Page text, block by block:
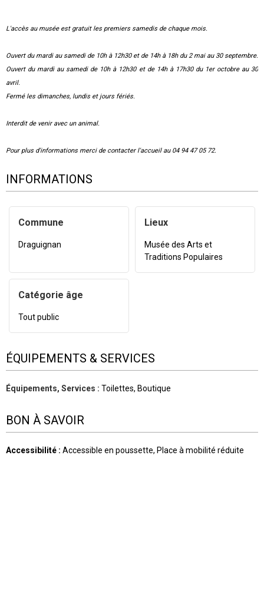
L'accès au musée est gratuit les premiers samedis de chaque mois.
Ouvert du mardi au samedi de 10h à 12h30 et de 14h à 18h du 2 mai au 30 septembre.
Ouvert du mardi au samedi de 10h à 12h30 et de 14h à 17h30 du 1er octobre au 30
avril.
Fermé les dimanches, lundis et jours fériés.
Interdit de venir avec un animal.
Pour plus d'informations merci de contacter l'accueil au 04 94 47 05 72.
INFORMATIONS
Commune
Draguignan
Lieux
Musée des Arts et
Traditions Populaires
Catégorie âge
Tout public
ÉQUIPEMENTS & SERVICES
Équipements, Services : Toilettes Boutique
BON À SAVOIR
Accessibilité : Accessible en poussette Place à mobilité réduite